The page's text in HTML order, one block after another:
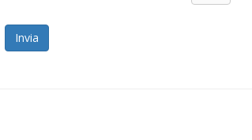
fornire la massima trasparenza relativamente alle